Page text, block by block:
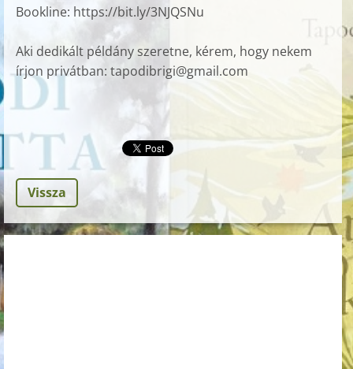
Bookline: https://bit.ly/3NJQSNu
Aki dedikált példány szeretne, kérem, hogy nekem
írjon privátban: tapodibrigi@gmail.com
Vissza